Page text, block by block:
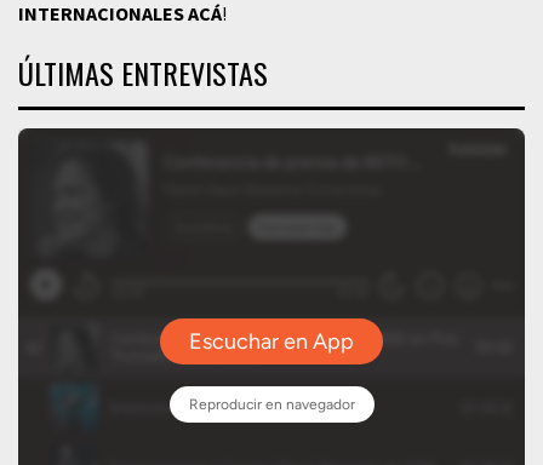
INTERNACIONALESACÁ!
ÚLTIMAS ENTREVISTAS